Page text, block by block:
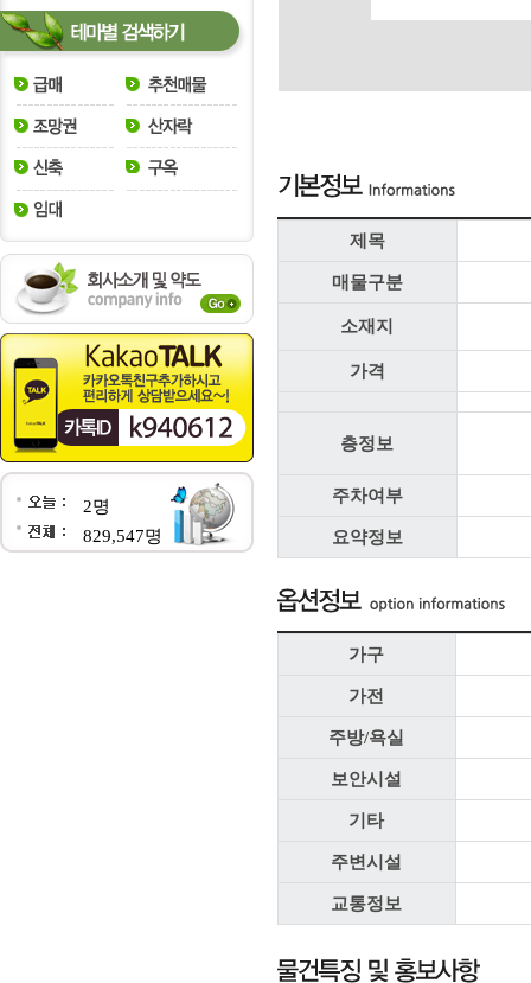
2명
829,547명
제목
매물구분
소재지
가격
층정보
주차여부
요약정보
가구
가전
주방/욕실
보안시설
기타
주변시설
교통정보